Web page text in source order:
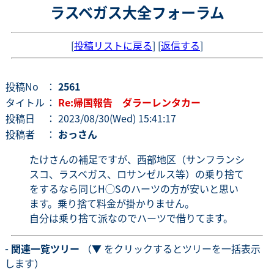
ラスベガス大全フォーラム
[投稿リストに戻る] [返信する]
投稿No ： 2561
タイトル ： Re:帰国報告 ダラーレンタカー
投稿日
： 2023/08/30(Wed) 15:41:17
投稿者
： おっさん
たけさんの補足ですが、西部地区（サンフランシ
スコ、ラスベガス、ロサンゼルス等）の乗り捨て
をするなら同じH◯Sのハーツの方が安いと思い
ます。乗り捨て料金が掛かりません。
自分は乗り捨て派なのでハーツで借りてます。
- 関連一覧ツリー （▼ をクリックするとツリーを一括表示
します）